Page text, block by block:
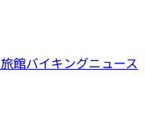
館バイキングニュース